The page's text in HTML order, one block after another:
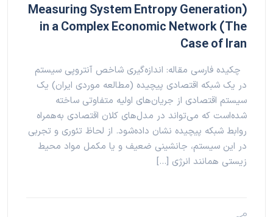
(Measuring System Entropy Generation
in a Complex Economic Network (The
Case of Iran
چکیده فارسی مقاله: اندازه‌گیری شاخص آنتروپی سیستم
در یک شبکه اقتصادی پیچیده (مطالعه موردی ایران) یک
سیستم اقتصادی از جریان‌های اولیه متفاوتی ساخته
شده‌است که می‌تواند در مدل‌های کلان اقتصادی به‌همراه
روابط شبکه پیچیده نشان داده‌شود. از لحاظ تئوری و تجربی
در این سیستم، جانشینی ضعیف و یا مکمل مواد محیط
زیستی همانند انرژی […]